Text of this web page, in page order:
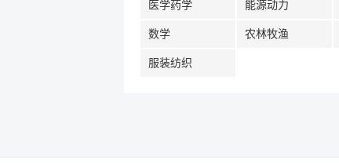
医学药学 能源动力
数学 农林牧渔
服装纺织